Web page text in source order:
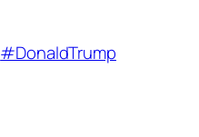
#DonaldTrump